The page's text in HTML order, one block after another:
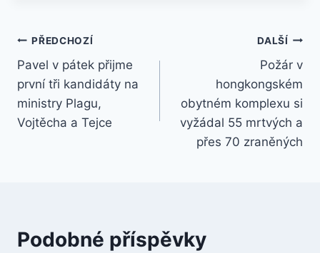
Navigace
pro
příspěvek
PŘEDCHOZÍ
Pavel v pátek přijme
první tři kandidáty na
ministry Plagu,
Vojtěcha a Tejce
DALŠÍ
Požár v
hongkongském
obytném komplexu si
vyžádal 55 mrtvých a
přes 70 zraněných
Podobné příspěvky